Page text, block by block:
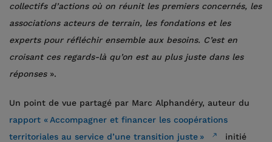
collectifs d’actions où on réunit les premiers concernés, les
associations acteurs de terrain, les fondations et les
experts pour réfléchir ensemble aux besoins. C’est en
croisant ces regards-là qu’on est au plus juste dans les
réponses».
Un point de vue partagé par Marc Alphandéry, auteur du
rapport « Accompagner et financer les coopérations
territoriales au service d’une transition juste »
initié